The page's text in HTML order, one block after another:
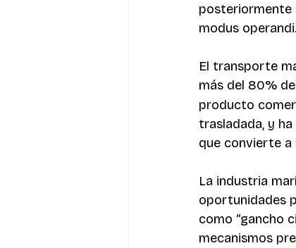
posteriormente
modus operandi.
El transporte
más del 80%
producto
trasladada, y
que convierte a
La industria
oportunidades
como “gancho
mecanismos